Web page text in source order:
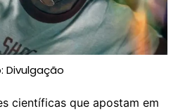
Divulgação
científicas que apostam em